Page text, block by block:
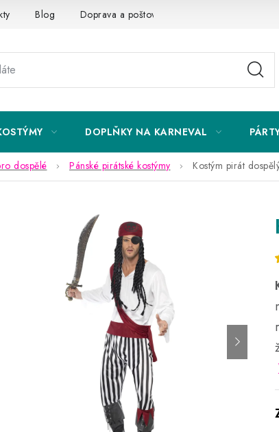
Blog Doprava a poštovné
DOPLŇKY NA KARNEVAL
dospělé Pánské pirátské kostýmy Kostým pirát